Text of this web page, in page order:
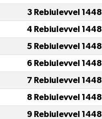
3 Rebiulevvel 1448
4 Rebiulevvel 1448
5 Rebiulevvel 1448
6 Rebiulevvel 1448
7 Rebiulevvel 1448
8 Rebiulevvel 1448
9 Rebiulevvel 1448